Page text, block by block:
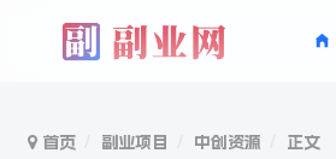
首页 副业项目 中创资源 正文